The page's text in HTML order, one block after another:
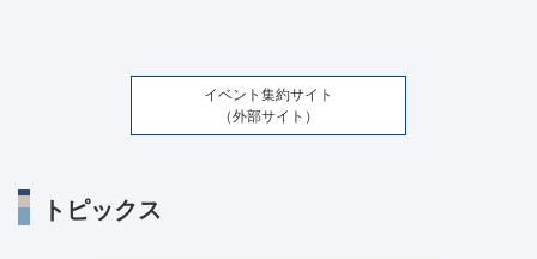
イベント集約サイト
（外部サイト）
トピックス